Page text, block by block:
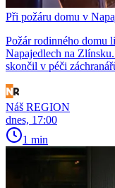
Při požáru domu v
Požár rodinného domu
Napajedlech na
skončil v péči
Náš REGION
dnes, 17:00
1 min